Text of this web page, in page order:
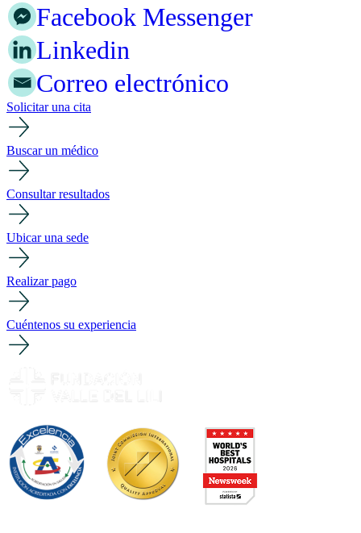
Facebook Messenger
Linkedin
Correo electrónico
Solicitar una cita
Buscar un médico
Consultar resultados
Ubicar una sede
Realizar pago
Cuéntenos su experiencia